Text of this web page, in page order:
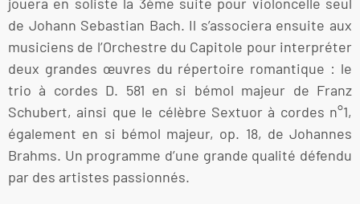
jouera en soliste la 3ème suite pour violoncelle seul
de Johann Sebastian Bach. Il s’associera ensuite aux
musiciens de l’Orchestre du Capitole pour interpréter
deux grandes œuvres du répertoire romantique : le
trio à cordes D. 581 en si bémol majeur de Franz
Schubert, ainsi que le célèbre Sextuor à cordes n°1,
également en si bémol majeur, op. 18, de Johannes
Brahms. Un programme d’une grande qualité défendu
par des artistes passionnés.